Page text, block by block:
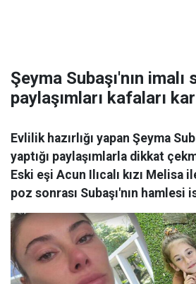
Şeyma Subaşı'nın imalı
paylaşımları kafaları
Evlilik hazırlığı yapan Şeyma
yaptığı paylaşımlarla dikkat
Eski eşi Acun Ilıcalı kızı Melisa
poz sonrası Subaşı'nın hamlesi